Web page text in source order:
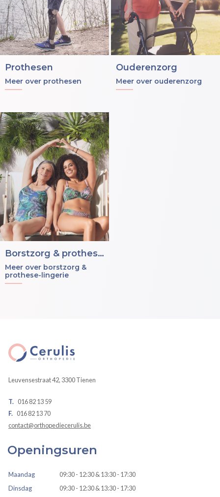
Prothesen
Meer over prothesen
Ouderenzorg
Meer over ouderenzorg
Borstzorg & prothese-lingerie
Meer over borstzorg &
prothese-lingerie
Leuvensestraat 42, 3300 Tienen
T. 016 82 13 59
F. 016 82 13 70
contact@orthopediecerulis.be
Openingsuren
Maandag
09:30 - 12:30 & 13:30 - 17:30
Dinsdag
09:30 - 12:30 & 13:30 - 17:30